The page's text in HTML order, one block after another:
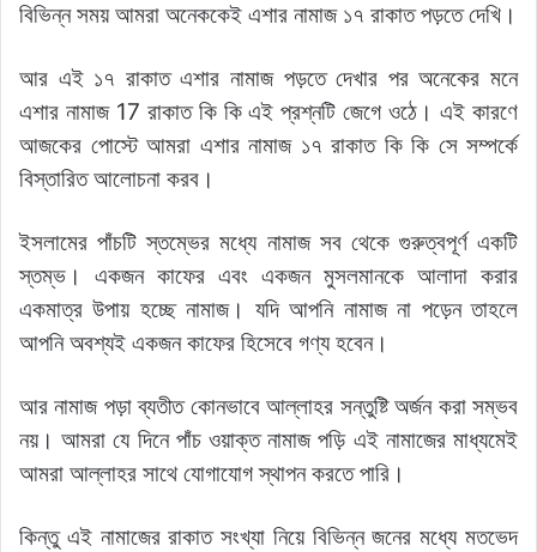
বিভিন্ন সময় আমরা অনেককেই এশার নামাজ ১৭ রাকাত পড়তে দেখি।
আর এই ১৭ রাকাত এশার নামাজ পড়তে দেখার পর অনেকের মনে
এশার নামাজ 17 রাকাত কি কি এই প্রশ্নটি জেগে ওঠে। এই কারণে
আজকের পোস্টে আমরা এশার নামাজ ১৭ রাকাত কি কি সে সম্পর্কে
বিস্তারিত আলোচনা করব।
ইসলামের পাঁচটি স্তম্ভের মধ্যে নামাজ সব থেকে গুরুত্বপূর্ণ একটি
স্তম্ভ। একজন কাফের এবং একজন মুসলমানকে আলাদা করার
একমাত্র উপায় হচ্ছে নামাজ। যদি আপনি নামাজ না পড়েন তাহলে
আপনি অবশ্যই একজন কাফের হিসেবে গণ্য হবেন।
আর নামাজ পড়া ব্যতীত কোনভাবে আল্লাহর সন্তুষ্টি অর্জন করা সম্ভব
নয়। আমরা যে দিনে পাঁচ ওয়াক্ত নামাজ পড়ি এই নামাজের মাধ্যমেই
আমরা আল্লাহর সাথে যোগাযোগ স্থাপন করতে পারি।
কিন্তু এই নামাজের রাকাত সংখ্যা নিয়ে বিভিন্ন জনের মধ্যে মতভেদ